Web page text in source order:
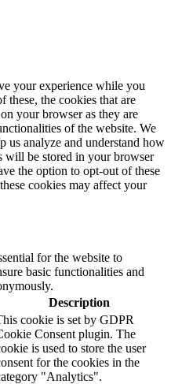
your experience while you
these, the cookies that are
your browser as they are
of the website. We
us analyze and understand how
will be stored in your browser
the option to opt-out of these
cookies may affect your
for the website to
basic functionalities and
Description
cookie is set by GDPR
Consent plugin. The
is used to store the user
for the cookies in the
"Analytics".